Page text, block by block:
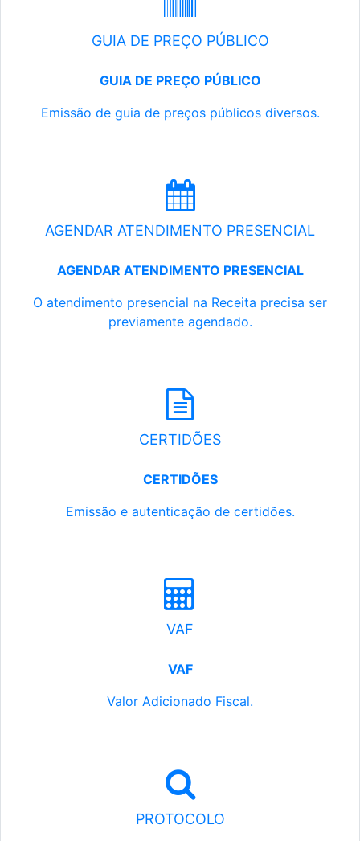
GUIA DE PREÇO PÚBLICO
GUIA DE PREÇO PÚBLICO
Emissão de guia de preços públicos diversos.
AGENDAR ATENDIMENTO PRESENCIAL
AGENDAR ATENDIMENTO PRESENCIAL
O atendimento presencial na Receita precisa ser
previamente agendado.
CERTIDÕES
CERTIDÕES
Emissão e autenticação de certidões.
VAF
VAF
Valor Adicionado Fiscal.
PROTOCOLO